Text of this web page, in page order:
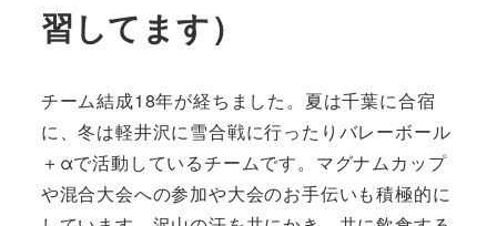
習してます）
チーム結成18年が経ちました。夏は千葉に合宿
に、冬は軽井沢に雪合戦に行ったりバレーボール
＋αで活動しているチームです。マグナムカップ
や混合大会への参加や大会のお手伝いも積極的に